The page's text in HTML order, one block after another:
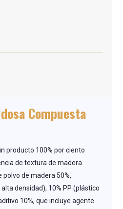
Compuesta
producto 100% por ciento
de textura de madera
polvo de madera 50%,
densidad), 10% PP (plástico
10%, que incluye agente